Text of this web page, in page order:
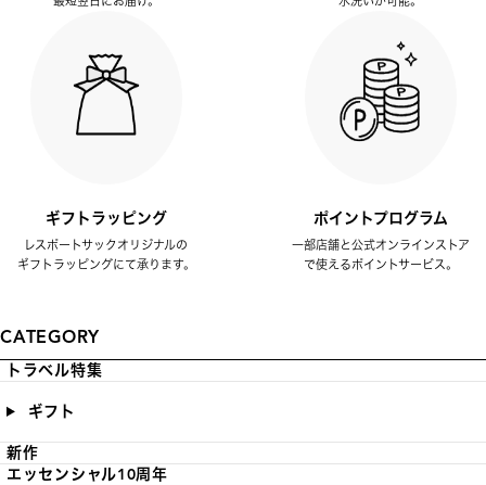
ギフトラッピング
レスポートサックオリジナルの
ギフトラッピングにて承ります。
ポイントプログラム
一部店舗と公式オンラインストア
で使えるポイントサービス。
CATEGORY
トラベル特集
ギフト
新作
エッセンシャル10周年